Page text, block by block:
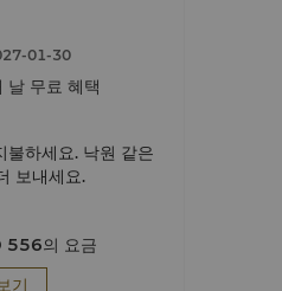
01-30
날 무료 혜택
하세요. 낙원 같은
보내세요.
556의 요금
기